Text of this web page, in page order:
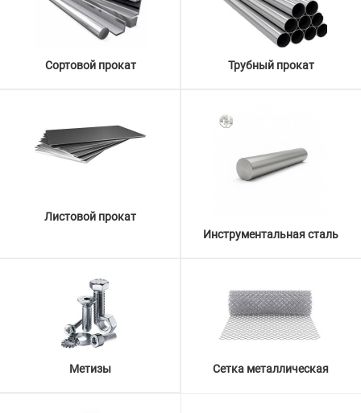
Сортовой прокат Трубный прокат
Листовой прокат
Инструментальная сталь
Метизы Сетка металлическая